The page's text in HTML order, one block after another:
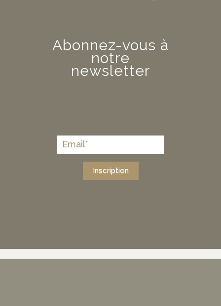
Abonnez-vous à
notre
newsletter
Inscription